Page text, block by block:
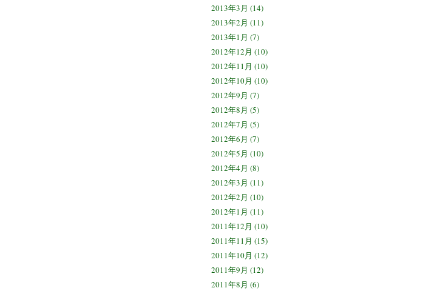
2013年3月 (14)
2013年2月 (11)
2013年1月 (7)
2012年12月 (10)
2012年11月 (10)
2012年10月 (10)
2012年9月 (7)
2012年8月 (5)
2012年7月 (5)
2012年6月 (7)
2012年5月 (10)
2012年4月 (8)
2012年3月 (11)
2012年2月 (10)
2012年1月 (11)
2011年12月 (10)
2011年11月 (15)
2011年10月 (12)
2011年9月 (12)
2011年8月 (6)